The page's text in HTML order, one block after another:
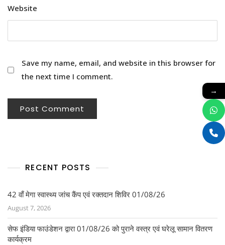
Website
Save my name, email, and website in this browser for
the next time I comment.
RECENT POSTS
42 वाँ मेगा स्वास्थ्य जांच कैंप एवं रक्तदान शिविर 01/08/26
August 7, 2026
सेफ इंडिया फाउंडेशन द्वारा 01/08/26 को पुराने वस्त्र एवं घरेलू सामान वितरण
कार्यक्रम
→